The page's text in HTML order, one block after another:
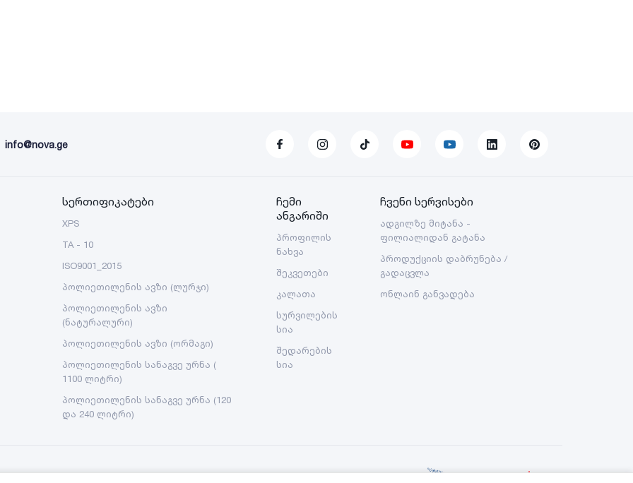
info@nova.ge
სერთიფიკატები
XPS
TA - 10
ISO9001_2015
პოლიეთილენის ავზი (ლურჯი)
პოლიეთილენის ავზი
(ნატურალური)
პოლიეთილენის ავზი (ორმაგი)
პოლიეთილენის სანაგვე ურნა (
1100 ლიტრი)
პოლიეთილენის სანაგვე ურნა (120
და 240 ლიტრი)
ჩემი
ანგარიში
პროფილის
ნახვა
შეკვეთები
კალათა
სურვილების
სია
შედარების
სია
ჩვენი სერვისები
ადგილზე მიტანა -
ფილიალიდან გატანა
პროდუქციის დაბრუნება /
გადაცვლა
ონლაინ განვადება